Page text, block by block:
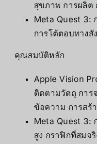
สุขภาพ การผลิต
Meta Quest 3:
การโต้ตอบทางสั
คุณสมบัติหลัก
Apple Vision
ติดตามวัตถุ การ
ข้อความ การสร้
Meta Quest 3:
สูง กราฟิกที่สมจ